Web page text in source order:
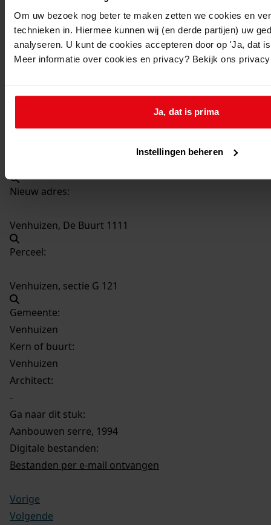
Om uw bezoek nog beter te maken zetten we cookies en
technieken in. Hiermee kunnen wij (en derde partijen) uw
analyseren. U kunt de cookies accepteren door op 'Ja, dat
Meer informatie over cookies en privacy? Bekijk ons
Ja, dat is prima
Instellingen beheren
545Aanbouwen serre, 1994
Datering:
1994
Beschrijving:
Datum vergunning:
Adres:
Nieuw adres:
Venhuizen, De Buurt 1111
Perceel:
Venhuizen, sectie G 121
Gemeente:
Venhuizen
Kern of buurt:
Venhuizen
Architect:
-
Ga naar dit stuk:
Aanbouwen serre, 1994
Digitale bestanden:
Bestanden per e-mail ontvangen
Vorige
Volgende